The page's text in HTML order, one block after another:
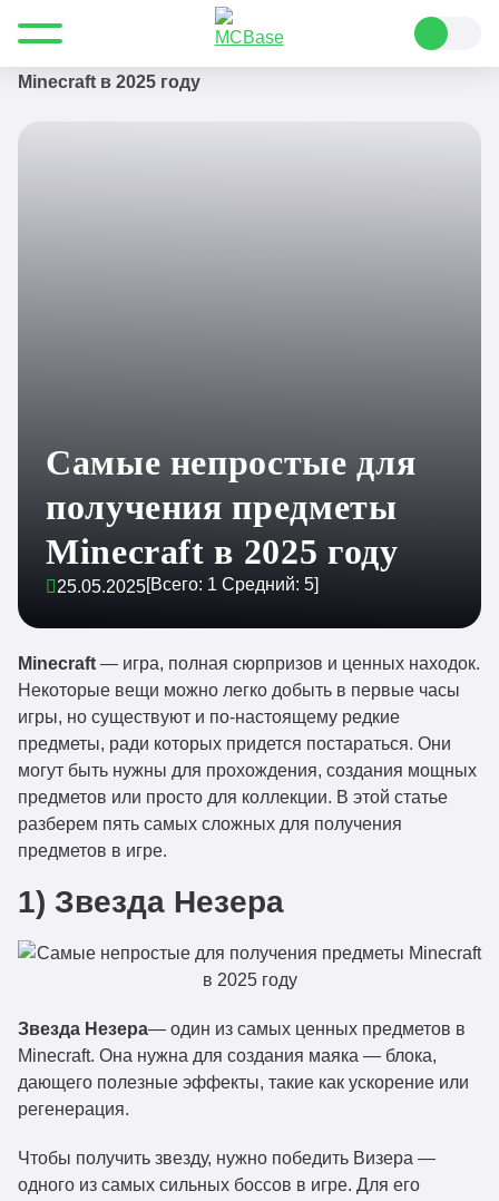
Все для Minecraft
Блог Майнкрафт
Minecraft в 2025 году
Самые непростые для
получения предметы
Minecraft в 2025 году
25.05.2025[Всего: 1 Средний: 5]
Minecraft — игра, полная сюрпризов и ценных находок.
Некоторые вещи можно легко добыть в первые часы
игры, но существуют и по-настоящему редкие
предметы, ради которых придется постараться. Они
могут быть нужны для прохождения, создания мощных
предметов или просто для коллекции. В этой статье
разберем пять самых сложных для получения
предметов в игре.
1) Звезда Незера
Звезда Незера— один из самых ценных предметов в
Minecraft. Она нужна для создания маяка — блока,
дающего полезные эффекты, такие как ускорение или
регенерация.
Чтобы получить звезду, нужно победить Визера —
одного из самых сильных боссов в игре. Для его